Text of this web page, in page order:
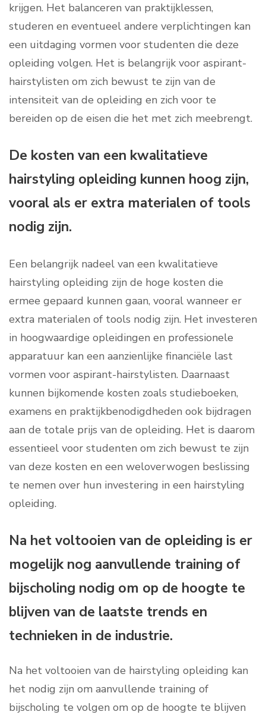
krijgen. Het balanceren van praktijklessen,
studeren en eventueel andere verplichtingen kan
een uitdaging vormen voor studenten die deze
opleiding volgen. Het is belangrijk voor aspirant-
hairstylisten om zich bewust te zijn van de
intensiteit van de opleiding en zich voor te
bereiden op de eisen die het met zich meebrengt.
De kosten van een kwalitatieve
hairstyling opleiding kunnen hoog zijn,
vooral als er extra materialen of tools
nodig zijn.
Een belangrijk nadeel van een kwalitatieve
hairstyling opleiding zijn de hoge kosten die
ermee gepaard kunnen gaan, vooral wanneer er
extra materialen of tools nodig zijn. Het investeren
in hoogwaardige opleidingen en professionele
apparatuur kan een aanzienlijke financiële last
vormen voor aspirant-hairstylisten. Daarnaast
kunnen bijkomende kosten zoals studieboeken,
examens en praktijkbenodigdheden ook bijdragen
aan de totale prijs van de opleiding. Het is daarom
essentieel voor studenten om zich bewust te zijn
van deze kosten en een weloverwogen beslissing
te nemen over hun investering in een hairstyling
opleiding.
Na het voltooien van de opleiding is er
mogelijk nog aanvullende training of
bijscholing nodig om op de hoogte te
blijven van de laatste trends en
technieken in de industrie.
Na het voltooien van de hairstyling opleiding kan
het nodig zijn om aanvullende training of
bijscholing te volgen om op de hoogte te blijven